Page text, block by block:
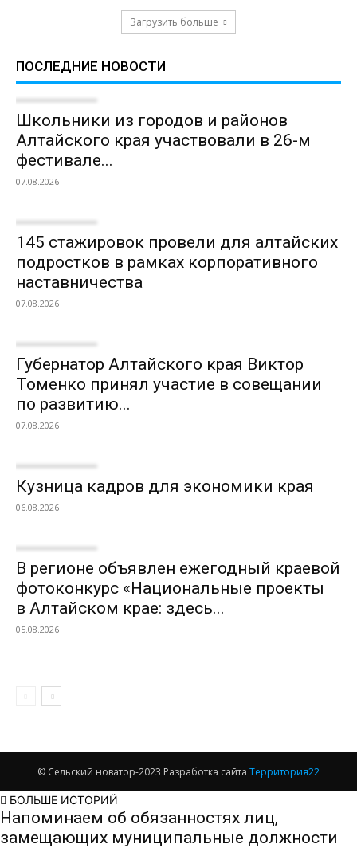
Загрузить больше
ПОСЛЕДНИЕ НОВОСТИ
Школьники из городов и районов
Алтайского края участвовали в 26-м
фестивале...
07.08.2026
145 стажировок провели для алтайских
подростков в рамках корпоративного
наставничества
07.08.2026
Губернатор Алтайского края Виктор
Томенко принял участие в совещании
по развитию...
07.08.2026
Кузница кадров для экономики края
06.08.2026
В регионе объявлен ежегодный краевой
фотоконкурс «Национальные проекты
в Алтайском крае: здесь...
05.08.2026
© Сельский новатор-2023 Разработка сайта Территория22
БОЛЬШЕ ИСТОРИЙ
Напоминаем об обязанностях лиц,
замещающих муниципальные должности